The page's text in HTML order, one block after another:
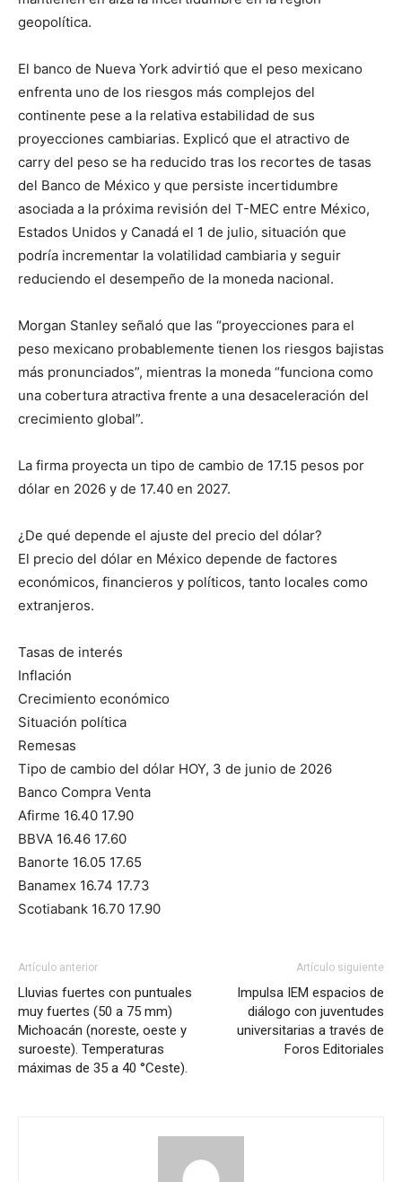
geopolítica.
El banco de Nueva York advirtió que el peso mexicano
enfrenta uno de los riesgos más complejos del
continente pese a la relativa estabilidad de sus
proyecciones cambiarias. Explicó que el atractivo de
carry del peso se ha reducido tras los recortes de tasas
del Banco de México y que persiste incertidumbre
asociada a la próxima revisión del T-MEC entre México,
Estados Unidos y Canadá el 1 de julio, situación que
podría incrementar la volatilidad cambiaria y seguir
reduciendo el desempeño de la moneda nacional.
Morgan Stanley señaló que las “proyecciones para el
peso mexicano probablemente tienen los riesgos bajistas
más pronunciados”, mientras la moneda “funciona como
una cobertura atractiva frente a una desaceleración del
crecimiento global”.
La firma proyecta un tipo de cambio de 17.15 pesos por
dólar en 2026 y de 17.40 en 2027.
¿De qué depende el ajuste del precio del dólar?
El precio del dólar en México depende de factores
económicos, financieros y políticos, tanto locales como
extranjeros.
Tasas de interés
Inflación
Crecimiento económico
Situación política
Remesas
Tipo de cambio del dólar HOY, 3 de junio de 2026
Banco Compra Venta
Afirme 16.40 17.90
BBVA 16.46 17.60
Banorte 16.05 17.65
Banamex 16.74 17.73
Scotiabank 16.70 17.90
Artículo anterior
Lluvias fuertes con puntuales
muy fuertes (50 a 75 mm)
Michoacán (noreste, oeste y
suroeste). Temperaturas
máximas de 35 a 40 °Ceste).
Artículo siguiente
Impulsa IEM espacios de
diálogo con juventudes
universitarias a través de
Foros Editoriales